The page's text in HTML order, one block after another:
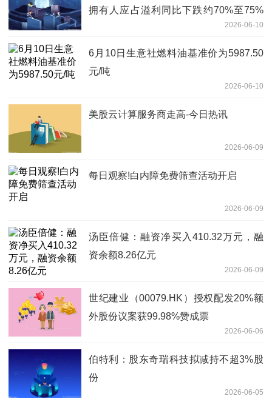
拥有人应占溢利同比下跌约70%至75%
2026-06-10
6月10日生意社燃料油基准价为5987.50
元/吨
2026-06-10
美股云计算服务商走高-今日热讯
2026-06-09
每日观察!白内障免费筛查活动开启
2026-06-09
汤臣倍健：融资净买入410.32万元，融
资余额8.26亿元
2026-06-09
世纪建业（00079.HK）授权配发20%额
外股份议案获99.98%赞成票
2026-06-06
伯特利：股东奇瑞科技拟减持不超3%股
份
2026-06-05